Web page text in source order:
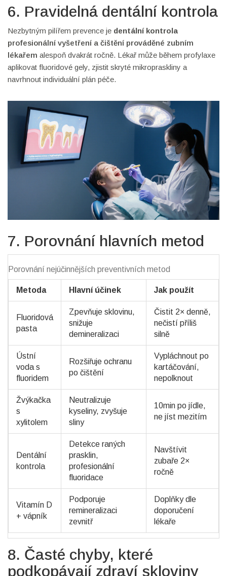
6. Pravidelná dentální kontrola
Nezbytným pilířem prevence je dentální kontrola
profesionální vyšetření a čištění prováděné zubním
lékařem alespoň dvakrát ročně. Lékař může během profylaxe
aplikovat fluoridové gely, zjistit skryté mikropraskliny a
navrhnout individuální plán péče.
7. Porovnání hlavních metod
Porovnání nejúčinnějších preventivních metod
Metoda Hlavní účinek Jak použít
Fluoridová
pasta
Zpevňuje sklovinu,
snižuje
demineralizaci
Čistit 2× denně,
nečistí příliš
silně
Ústní
voda s
fluoridem
Rozšiřuje ochranu
po čištění
Vypláchnout po
kartáčování,
nepolknout
Žvýkačka
s
xylitolem
Neutralizuje
kyseliny, zvyšuje
sliny
10min po jídle,
ne jíst mezitím
Dentální
kontrola
Detekce raných
prasklin,
profesionální
fluoridace
Navštívit
zubaře 2×
ročně
Vitamín D
+ vápník
Podporuje
remineralizaci
zevnitř
Doplňky dle
doporučení
lékaře
8. Časté chyby, které
podkopávají zdraví skloviny